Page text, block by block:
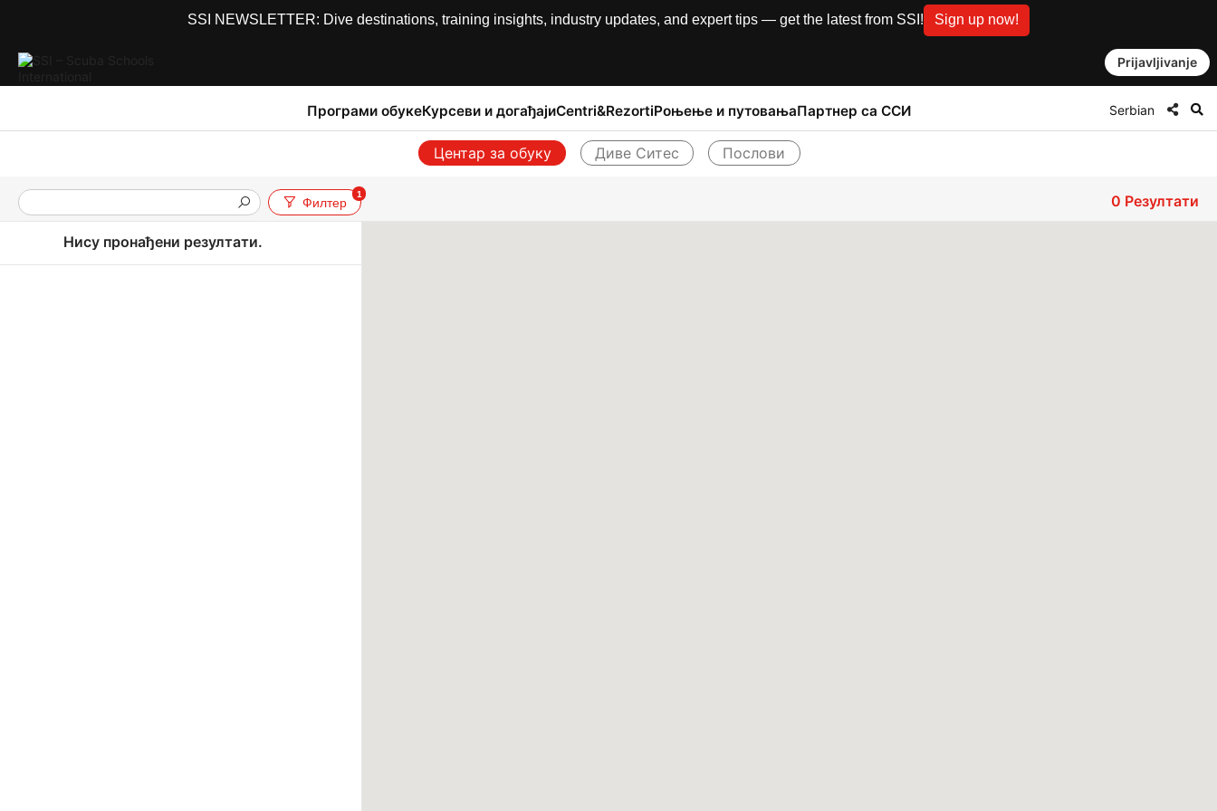
SSI NEWSLETTER: Dive destinations, training insights, industry updates, and expert tips — get the latest from SSI! Sign up now!
Prijavljivanje
Програми обукеКурсеви и догађајиCentri&RezortiРоњење и путовањаПартнер са ССИ Serbian
Центар за обуку Диве Ситес Послови
Филтер
1 0 Резултати
Нису пронађени резултати.